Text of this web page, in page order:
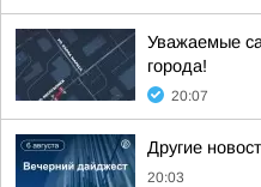
Уважаемые
города!
20:07
Другие
20:03